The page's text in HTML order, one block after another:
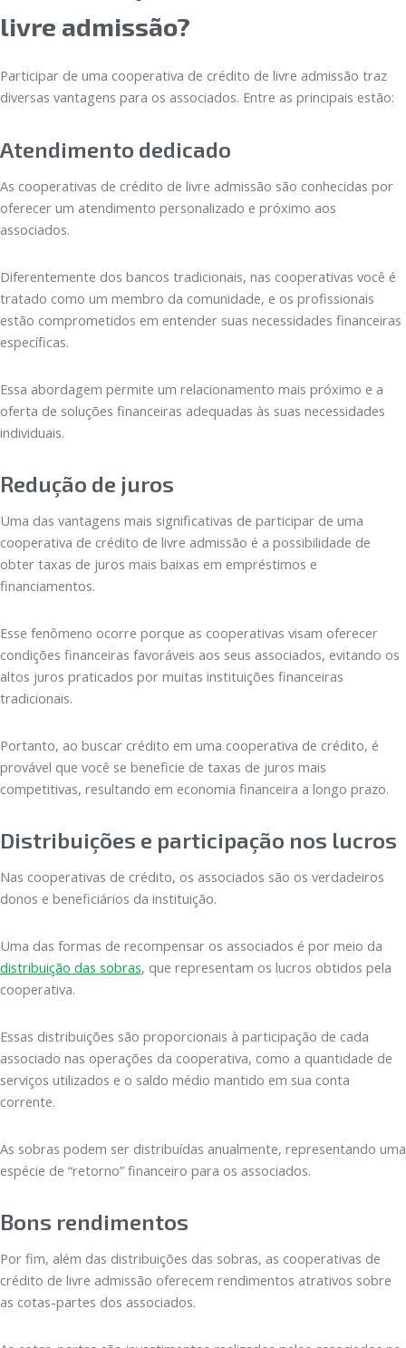
livre admissão?
Participar de uma cooperativa de crédito de livre admissão traz
diversas vantagens para os associados. Entre as principais estão:
Atendimento dedicado
As cooperativas de crédito de livre admissão são conhecidas por
oferecer um atendimento personalizado e próximo aos
associados.
Diferentemente dos bancos tradicionais, nas cooperativas você é
tratado como um membro da comunidade, e os profissionais
estão comprometidos em entender suas necessidades financeiras
específicas.
Essa abordagem permite um relacionamento mais próximo e a
oferta de soluções financeiras adequadas às suas necessidades
individuais.
Redução de juros
Uma das vantagens mais significativas de participar de uma
cooperativa de crédito de livre admissão é a possibilidade de
obter taxas de juros mais baixas em empréstimos e
financiamentos.
Esse fenômeno ocorre porque as cooperativas visam oferecer
condições financeiras favoráveis aos seus associados, evitando os
altos juros praticados por muitas instituições financeiras
tradicionais.
Portanto, ao buscar crédito em uma cooperativa de crédito, é
provável que você se beneficie de taxas de juros mais
competitivas, resultando em economia financeira a longo prazo.
Distribuições e participação nos lucros
Nas cooperativas de crédito, os associados são os verdadeiros
donos e beneficiários da instituição.
Uma das formas de recompensar os associados é por meio da
distribuição das sobras, que representam os lucros obtidos pela
cooperativa.
Essas distribuições são proporcionais à participação de cada
associado nas operações da cooperativa, como a quantidade de
serviços utilizados e o saldo médio mantido em sua conta
corrente.
As sobras podem ser distribuídas anualmente, representando uma
espécie de “retorno” financeiro para os associados.
Bons rendimentos
Por fim, além das distribuições das sobras, as cooperativas de
crédito de livre admissão oferecem rendimentos atrativos sobre
as cotas-partes dos associados.